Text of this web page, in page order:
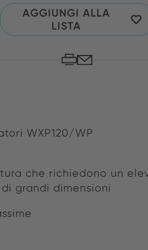
AGGIUNGI ALLA
LISTA
WXP120/WP
che richiedono un
grandi dimensioni